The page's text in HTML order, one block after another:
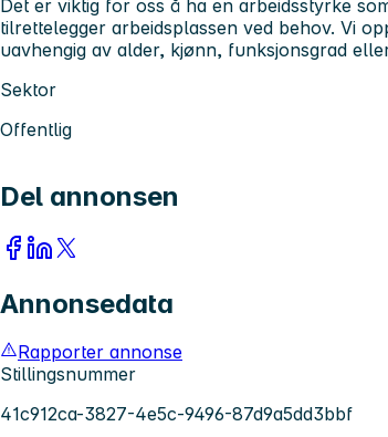
Det er viktig for oss å ha en arbeidsstyrke
tilrettelegger arbeidsplassen ved behov. Vi
uavhengig av alder, kjønn, funksjonsgrad
Sektor
Offentlig
Del annonsen
Annonsedata
Rapporter annonse
Stillingsnummer
41c912ca-3827-4e5c-9496-87d9a5dd3bbf